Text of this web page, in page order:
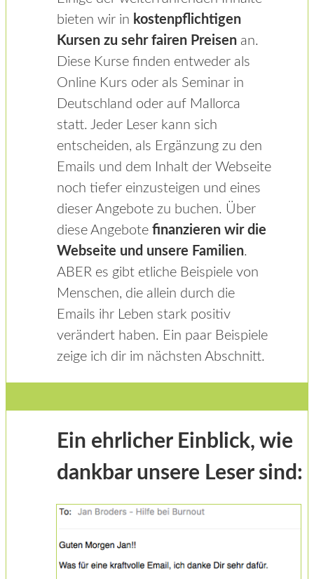
bieten wir in kostenpflichtigen
Kursen zu sehr fairen Preisen an.
Diese Kurse finden entweder als
Online Kurs oder als Seminar in
Deutschland oder auf Mallorca
statt. Jeder Leser kann sich
entscheiden, als Ergänzung zu den
Emails und dem Inhalt der Webseite
noch tiefer einzusteigen und eines
dieser Angebote zu buchen. Über
diese Angebote finanzieren wir die
Webseite und unsere Familien.
ABER es gibt etliche Beispiele von
Menschen, die allein durch die
Emails ihr Leben stark positiv
verändert haben. Ein paar Beispiele
zeige ich dir im nächsten Abschnitt.
Ein ehrlicher Einblick, wie
dankbar unsere Leser sind: